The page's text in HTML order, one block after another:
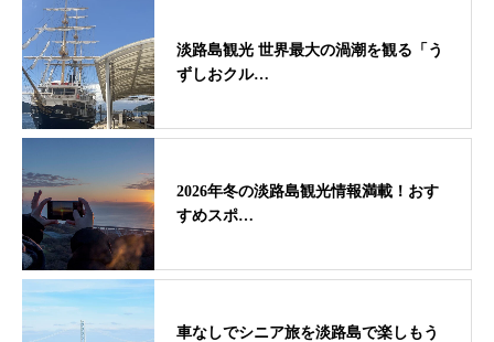
淡路島観光 世界最大の渦潮を観る「う
ずしおクル…
2026年冬の淡路島観光情報満載！おす
すめスポ…
車なしでシニア旅を淡路島で楽しもう